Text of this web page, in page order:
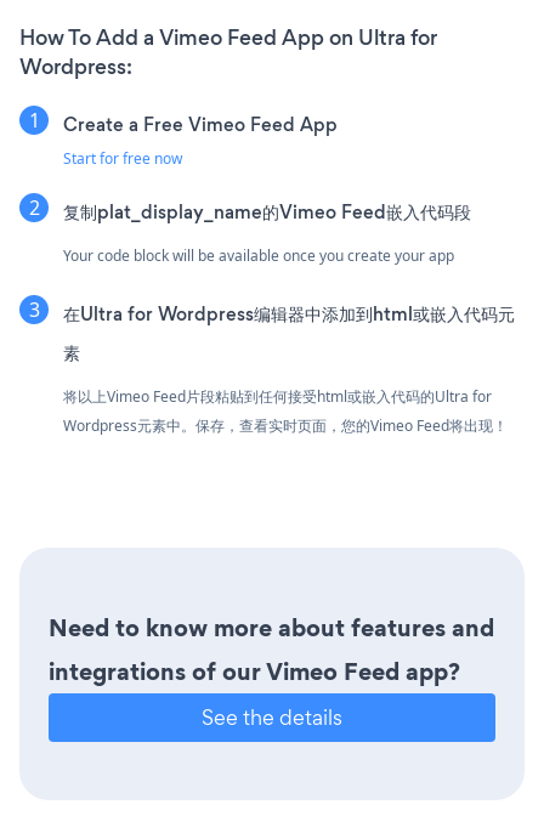
How To Add a Vimeo Feed App on Ultra for
Wordpress:
Create a Free Vimeo Feed App
Start for free now
复制plat_display_name的Vimeo Feed嵌入代码段
Your code block will be available once you create your app
在Ultra for Wordpress编辑器中添加到html或嵌入代码元
素
将以上Vimeo Feed片段粘贴到任何接受html或嵌入代码的Ultra for
Wordpress元素中。保存，查看实时页面，您的Vimeo Feed将出现！
Need to know more about features and
integrations of our Vimeo Feed app?
See the details